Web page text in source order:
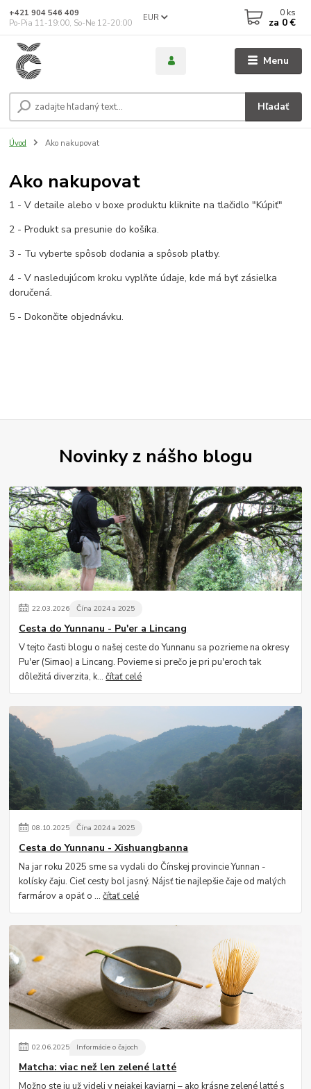
Menu
EUR
Hľadať
+421 904 546 409
Po-Pia 11-19:00, So-Ne 12-20:00
0 ks
za 0 €
Úvod Ako nakupovat
Ako nakupovat
1 - V detaile alebo v boxe produktu kliknite na tlačidlo "Kúpiť"
2 - Produkt sa presunie do košíka.
3 - Tu vyberte spôsob dodania a spôsob platby.
4 - V nasledujúcom kroku vyplňte údaje, kde má byť zásielka
doručená.
5 - Dokončite objednávku.
Novinky z nášho blogu
22.03.2026 Čína 2024 a 2025
Cesta do Yunnanu - Pu'er a Lincang
V tejto časti blogu o našej ceste do Yunnanu sa pozrieme na okresy
Pu'er (Simao) a Lincang. Povieme si prečo je pri pu'eroch tak
dôležitá diverzita, k...čítať celé
08.10.2025 Čína 2024 a 2025
Cesta do Yunnanu - Xishuangbanna
Na jar roku 2025 sme sa vydali do Čínskej provincie Yunnan -
kolísky čaju. Cieľ cesty bol jasný. Nájsť tie najlepšie čaje od malých
farmárov a opäť o ...čítať celé
02.06.2025 Informácie o čajoch
Matcha: viac než len zelené latté
Možno ste ju už videli v nejakej kaviarni – ako krásne zelené latté s